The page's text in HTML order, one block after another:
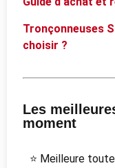
Tronçonneuses
choisir ?
Les
moment
⭐ Meilleure